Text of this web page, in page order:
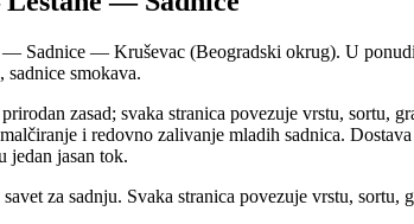
Sadnice — Kruševac (Beogradski okrug). U
sadnice smokava.
zasad; svaka stranica povezuje vrstu, sortu,
i redovno zalivanje mladih sadnica.
jedan jasan tok.
za sadnju. Svaka stranica povezuje vrstu, sortu,